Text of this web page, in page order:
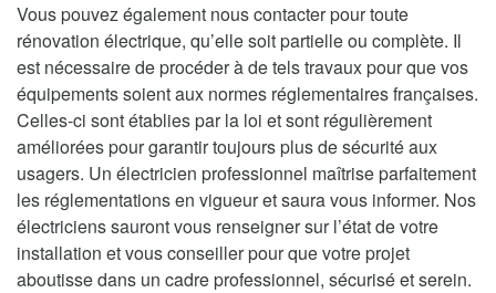
Vous pouvez également nous contacter pour toute
rénovation électrique, qu’elle soit partielle ou complète. Il
est nécessaire de procéder à de tels travaux pour que vos
équipements soient aux normes réglementaires françaises.
Celles-ci sont établies par la loi et sont régulièrement
améliorées pour garantir toujours plus de sécurité aux
usagers. Un électricien professionnel maîtrise parfaitement
les réglementations en vigueur et saura vous informer. Nos
électriciens sauront vous renseigner sur l’état de votre
installation et vous conseiller pour que votre projet
aboutisse dans un cadre professionnel, sécurisé et serein.